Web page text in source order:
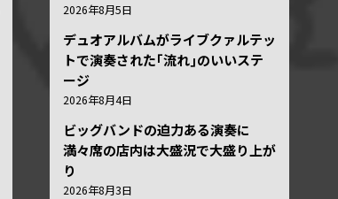
2026年8月5日
デュオアルバムがライブクァルテッ
トで演奏された｢流れ｣のいいステ
ージ
2026年8月4日
ビッグバンドの迫力ある演奏に
満々席の店内は大盛況で大盛り上が
り
2026年8月3日